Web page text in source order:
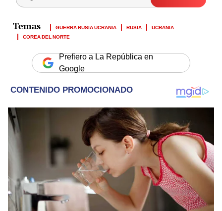
GUERRA RUSIA UCRANIA RUSIA
UCRANIA
COREA DEL NORTE
Prefiero a La República en
Google